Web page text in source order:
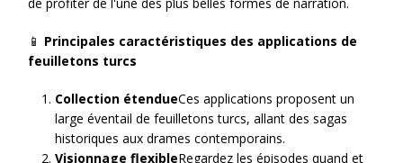
📱 Principales caractéristiques des applications de
feuilletons turcs
Collection étendueCes applications proposent un
large éventail de feuilletons turcs, allant des sagas
historiques aux drames contemporains.
Visionnage flexibleRegardez les épisodes quand et